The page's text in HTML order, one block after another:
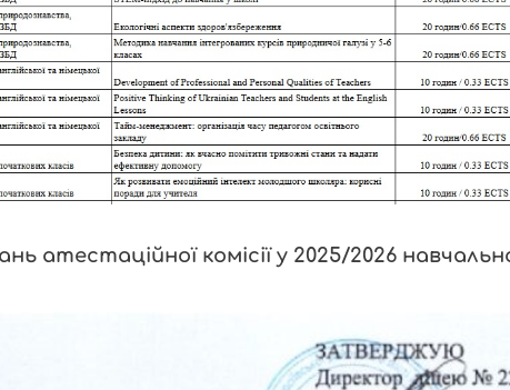
атестаційної комісії у 2025/2026